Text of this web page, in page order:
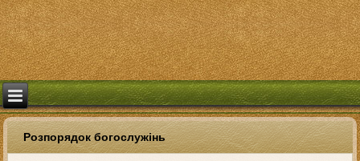
Розпорядок богослужінь